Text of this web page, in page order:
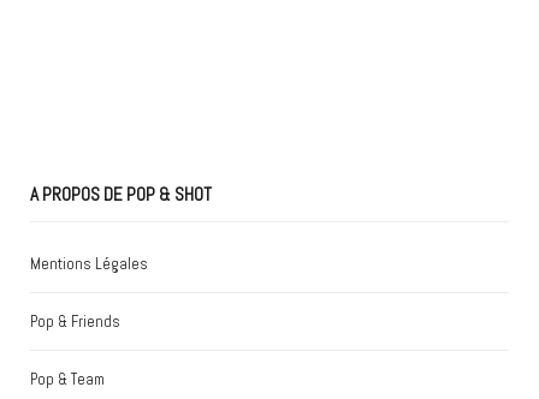
A PROPOS DE POP & SHOT
Mentions Légales
Pop & Friends
Pop & Team